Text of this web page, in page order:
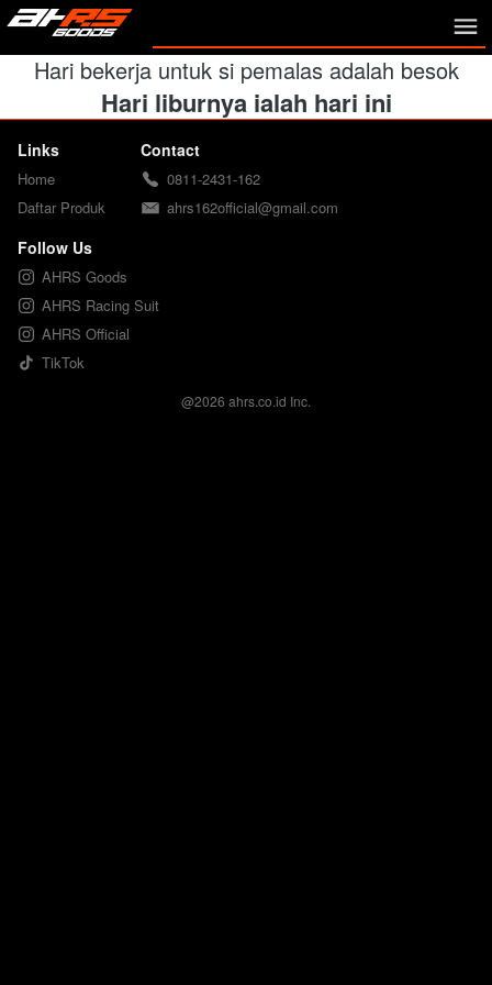
Hari bekerja untuk si pemalas adalah besok
Hari liburnya ialah hari ini
Links
Home
Daftar Produk
Contact
0811-2431-162
ahrs162official@gmail.com
Follow Us
AHRS Goods
AHRS Racing Suit
AHRS Official
TikTok
@2026 ahrs.co.id Inc.